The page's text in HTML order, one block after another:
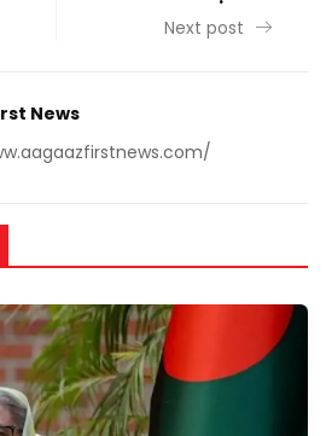
Next post
News